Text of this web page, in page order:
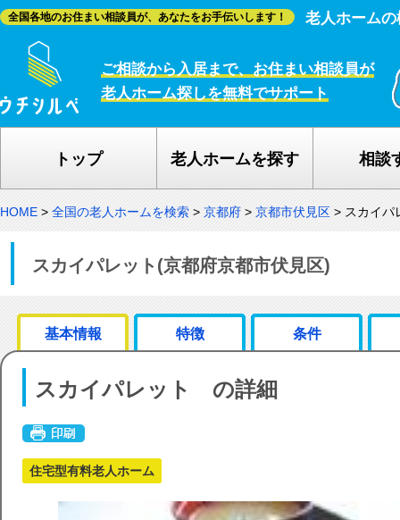
全国各地のお住まい相談員が、あなたをお手伝いします！ 老人ホーム
ご相談から入居まで、お住まい相談員が
老人ホーム探しを無料でサポート
トップ 老人ホームを探す 相談
HOME > 全国の老人ホームを検索 > 京都府 > 京都市伏見区 > スカイパ
スカイパレット(京都府京都市伏見区)
基本情報 特徴 条件
スカイパレット の詳細
住宅型有料老人ホーム